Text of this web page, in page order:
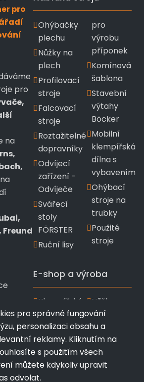
pro
pro
na
Freund
Ohýbačky
plechu
Nůžky na
plech
Profilovací
stroje
Falcovací
stroje
Roztažitelné
dopravníky
Odvíjecí
zařízení -
Odvíječe
Svářecí
stoly
FÖRSTER
Ruční lisy
pro
výrobu
příponek
Komínová
šablona
Stavební
výtahy
Böcker
Mobilní
klempířská
dílna s
vybavením
Ohýbací
stroje na
trubky
Použité
stroje
E-shop a výroba
Klempířské
nářadí
Wuko
Nářadí
Bushmann
Ruční
Nůžky a
kleště
Stubai
Kladiva a
měřící
pomůcky
pro správné fungování
personalizaci obsahu a
reklamy. Kliknutím na
s použitím všech
můžete kdykoliv upravit
odvolat.